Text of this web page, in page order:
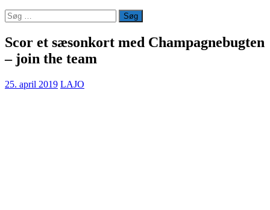
Søg
efter:
Scor et sæsonkort med Champagnebugten
– join the team
25. april 2019 LAJO